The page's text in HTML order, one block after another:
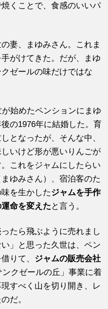
くことで、食感のいいパ
妻、まゆみさん。これま
がけてきた。だが、まゆ
ゼールの味だけではな
始めたペンションにまゆ
の1976年に結婚した。育
となったが、そんな中、
いけど形が悪いりんごが
これをジャムにしたらい
ゆみさん）、宿泊客のた
を生かしたジャムを手作
命を変えた と言う。
たら飛ぶように売れまし
」と思った久世は、ペン
りて、 ジャムの販売会社
クゼールの丘」事業に着
すべく山を切り開き、レ
だ。